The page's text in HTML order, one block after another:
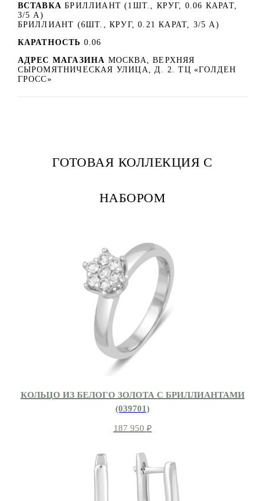
ВСТАВКА БРИЛЛИАНТ (1ШТ., КРУГ, 0.06 КАРАТ,
3/5 А)
БРИЛЛИАНТ (6ШТ., КРУГ, 0.21 КАРАТ, 3/5 А)
КАРАТНОСТЬ 0.06
АДРЕС МАГАЗИНА МОСКВА, ВЕРХНЯЯ
СЫРОМЯТНИЧЕСКАЯ УЛИЦА, Д. 2. ТЦ «ГОЛДЕН
ГРОСС»
ГОТОВАЯ КОЛЛЕКЦИЯ С
НАБОРОМ
КОЛЬЦО ИЗ БЕЛОГО ЗОЛОТА С БРИЛЛИАНТАМИ
(039701)
187 950 ₽